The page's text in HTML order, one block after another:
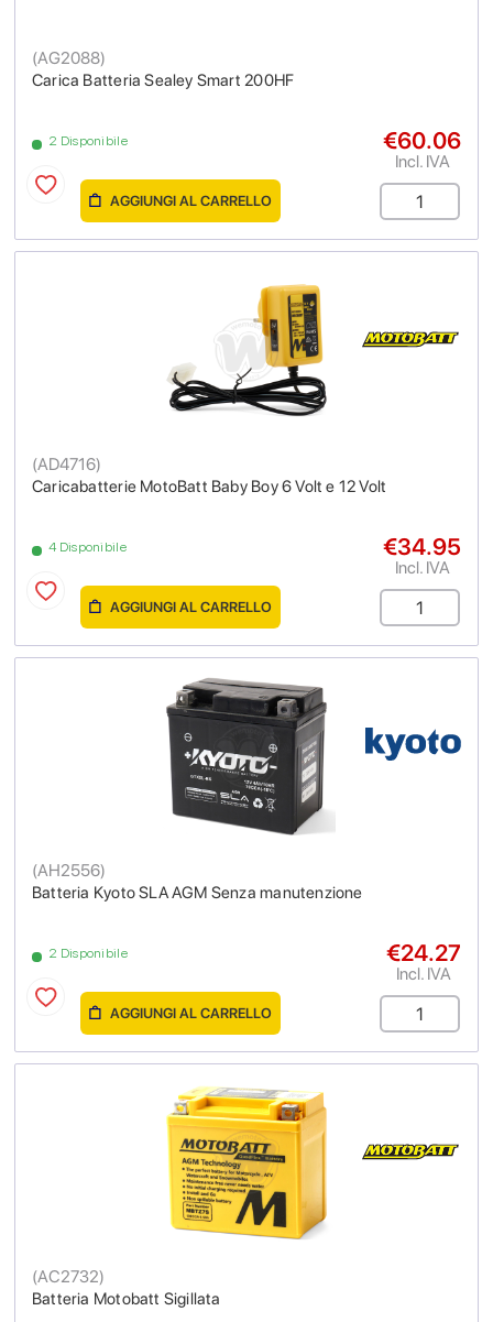
Carica Batteria Sealey Smart 200HF
(AG2088)
2 Disponibile €60.06
Incl. IVA
AGGIUNGI AL CARRELLO
Caricabatterie MotoBatt Baby Boy 6 Volt e 12 Volt
(AD4716)
4 Disponibile €34.95
Incl. IVA
AGGIUNGI AL CARRELLO
Batteria Kyoto SLA AGM Senza manutenzione
(AH2556)
2 Disponibile €24.27
Incl. IVA
AGGIUNGI AL CARRELLO
Batteria Motobatt Sigillata
(AC2732)